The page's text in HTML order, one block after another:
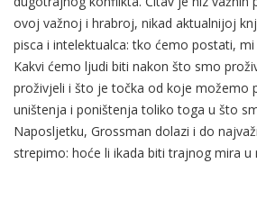
ovoj važnoj i hrabroj, nikad aktualnijoj
pisca i intelektualca: tko ćemo postati, mi
Kakvi ćemo ljudi biti nakon što smo
proživjeli i što je točka od koje možemo
uništenja i poništenja toliko toga u što
Naposljetku, Grossman dolazi i do
strepimo: hoće li ikada biti trajnog mira u